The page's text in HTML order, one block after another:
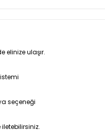
elinize ulaşır.
seçeneği
iletebilirsiniz.